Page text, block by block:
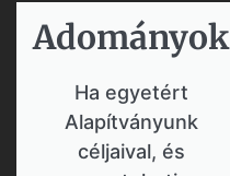
Adományok​
Ha egyetért
Alapítványunk
céljaival, és